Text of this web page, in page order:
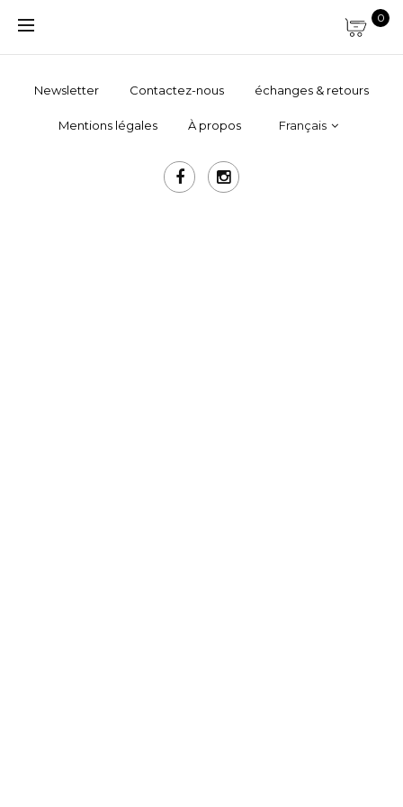
0
Newsletter Contactez-nous échanges & retours
Mentions légales À propos Français